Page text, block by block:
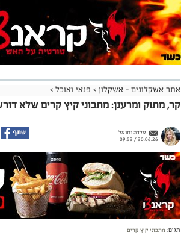
אתר אשקלונים - אשקלון > פנאי ואוכל >
קר, מתוק ומרענן: מתכוני קיץ קרים שלא
אלדה נתנאל
30.06.26 / 09:53
תגים: מתכוני קיץ קרים